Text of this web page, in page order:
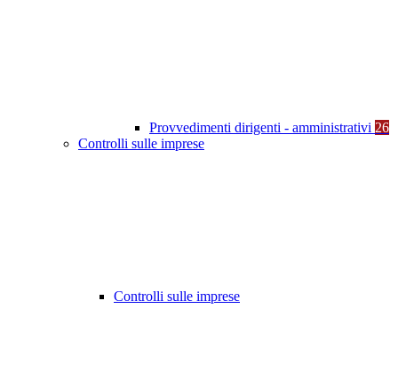
Provvedimenti dirigenti - amministrativi 26
Controlli sulle imprese
Controlli sulle imprese